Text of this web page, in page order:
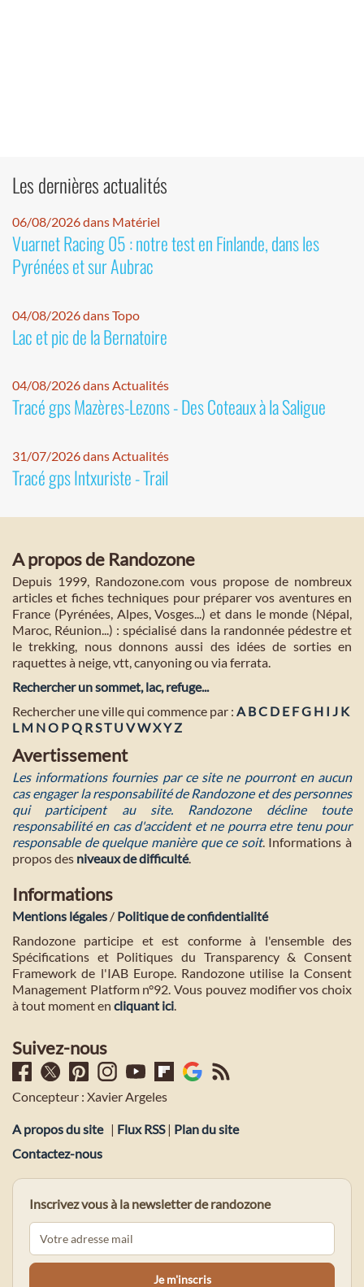
Les dernières actualités
06/08/2026 dans Matériel
Vuarnet Racing 05 : notre test en Finlande, dans les
Pyrénées et sur Aubrac
04/08/2026 dans Topo
Lac et pic de la Bernatoire
04/08/2026 dans Actualités
Tracé gps Mazères-Lezons - Des Coteaux à la Saligue
31/07/2026 dans Actualités
Tracé gps Intxuriste - Trail
A propos de Randozone
Depuis 1999, Randozone.com vous propose de nombreux
articles et fiches techniques pour préparer vos aventures en
France (Pyrénées, Alpes, Vosges...) et dans le monde (Népal,
Maroc, Réunion...) : spécialisé dans la randonnée pédestre et
le trekking, nous donnons aussi des idées de sorties en
raquettes à neige, vtt, canyoning ou via ferrata.
Rechercher un sommet, lac, refuge...
Rechercher une ville qui commence par : A BC D E FG H I J K
L M NO PQ RST U VWXYZ
Avertissement
Les informations fournies par ce site ne pourront en aucun
cas engager la responsabilité de Randozone et des personnes
qui participent au site. Randozone décline toute
responsabilité en cas d'accident et ne pourra etre tenu pour
responsable de quelque manière que ce soit. Informations à
propos des niveaux de difficulté.
Informations
Mentions légales / Politique de confidentialité
Randozone participe et est conforme à l'ensemble des
Spécifications et Politiques du Transparency & Consent
Framework de l'IAB Europe. Randozone utilise la Consent
Management Platform n°92. Vous pouvez modifier vos choix
à tout moment en cliquant ici.
Suivez-nous
Concepteur : Xavier Argeles
A propos du site | Flux RSS| Plan du site
Contactez-nous
Inscrivez vous à la newsletter de randozone